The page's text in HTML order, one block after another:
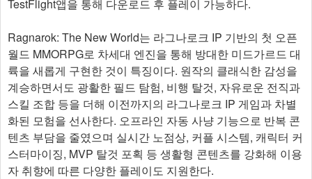
TestFlight앱을 통해 다운로드 후 플레이 가능하다.
Ragnarok: The New World는 라그나로크 IP 기반의 첫 오픈
월드 MMORPG로 차세대 엔진을 통해 방대한 미드가르드 대
륙을 새롭게 구현한 것이 특징이다. 원작의 클래식한 감성을
계승하면서도 광활한 필드 탐험, 비행 탈것, 자유로운 전직과
스킬 조합 등을 더해 이전까지의 라그나로크 IP 게임과 차별
화된 모험을 선사한다. 오프라인 자동 사냥 기능으로 반복 콘
텐츠 부담을 줄였으며 실시간 노점상, 커플 시스템, 캐릭터 커
스터마이징, MVP 탈것 포획 등 생활형 콘텐츠를 강화해 이용
자 취향에 따른 다양한 플레이도 지원한다.